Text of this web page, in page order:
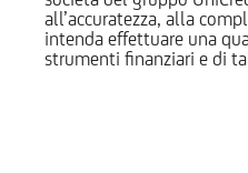
all’accuratezza, alla
intenda effettuare una
strumenti finanziari e di